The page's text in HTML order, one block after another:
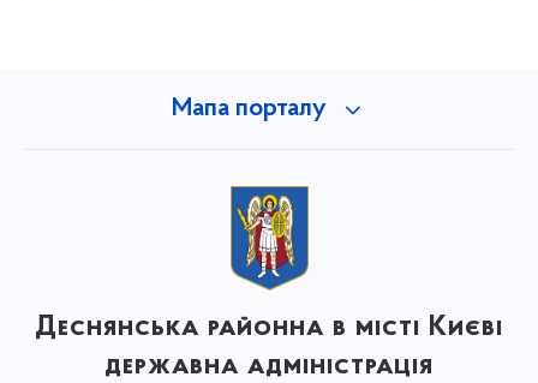
Мапа порталу
Деснянська районна в місті Києві
державна адміністрація